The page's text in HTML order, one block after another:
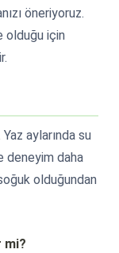
öneriyoruz.
olduğu için
aylarında su
deneyim daha
olduğundan
mi?